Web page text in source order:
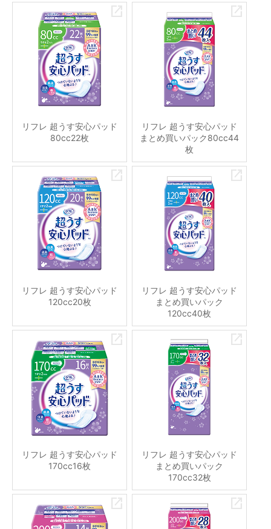
リフレ 超うす安心パッド
80cc22枚
リフレ 超うす安心パッド
まとめ買いパック80cc44
枚
リフレ 超うす安心パッド
120cc20枚
リフレ 超うす安心パッド
まとめ買いパック
120cc40枚
リフレ 超うす安心パッド
170cc16枚
リフレ 超うす安心パッド
まとめ買いパック
170cc32枚